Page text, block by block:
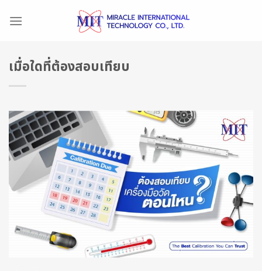
เมื่อใดที่ต้องสอบเทียบ